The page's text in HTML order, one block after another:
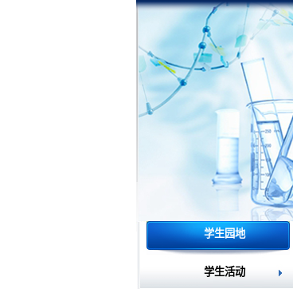
学生园地
学生活动